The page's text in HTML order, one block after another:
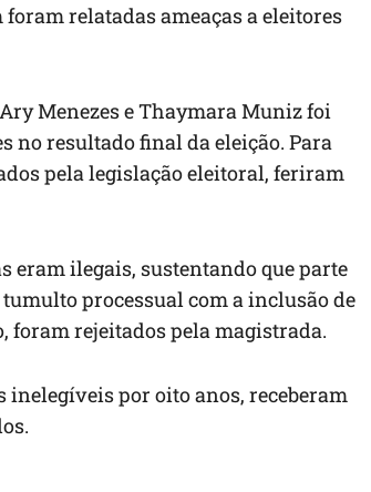
relatadas ameaças a eleitores
Menezes e Thaymara Muniz foi
resultado final da eleição. Para
pela legislação eleitoral, feriram
eram ilegais, sustentando que parte
processual com a inclusão de
foram rejeitados pela magistrada.
inelegíveis por oito anos, receberam